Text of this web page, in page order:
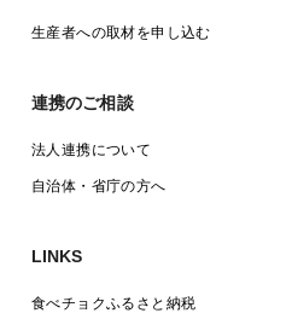
生産者への取材を申し込む
連携のご相談
法人連携について
自治体・省庁の方へ
LINKS
食べチョクふるさと納税